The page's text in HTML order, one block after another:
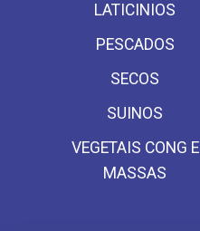
LATICINIOS
PESCADOS
SECOS
SUINOS
VEGETAIS CONG E
MASSAS